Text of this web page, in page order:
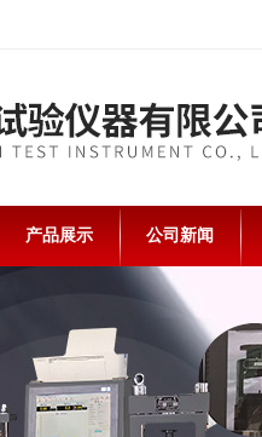
产品展示 公司新闻